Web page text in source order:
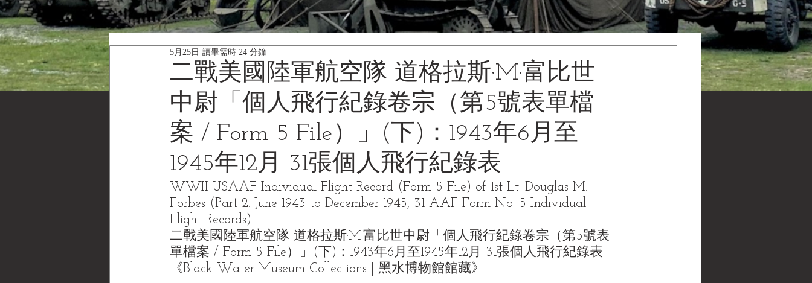
二戰美國陸軍航空隊 道格拉斯·M·富比世
中尉「個人飛行紀錄卷宗（第5號表單檔
案 / Form 5 File）」(下)：1943年6月至
1945年12月 31張個人飛行紀錄表
5月25日 讀畢需時 24 分鐘
WWII USAAF Individual Flight Record (Form 5 File) of 1st Lt. Douglas M.
Forbes (Part 2: June 1943 to December 1945, 31 AAF Form No. 5 Individual
Flight Records)
二戰美國陸軍航空隊 道格拉斯·M·富比世中尉「個人飛行紀錄卷宗（第5號表
單檔案 / Form 5 File）」(下)：1943年6月至1945年12月 31張個人飛行紀錄表
《Black Water Museum Collections | 黑水博物館館藏》